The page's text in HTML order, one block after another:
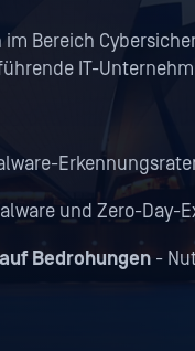
Bereich
IT-
und Zero-Day-
Bedrohungen -